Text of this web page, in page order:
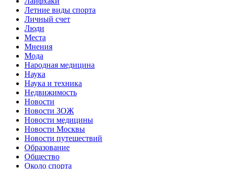
Летние виды спорта
Личный счет
Люди
Места
Мнения
Мода
Народная медицина
Наука
Наука и техника
Недвижимость
Новости
Новости ЗОЖ
Новости медицины
Новости Москвы
Новости путешествий
Образование
Общество
Около спорта